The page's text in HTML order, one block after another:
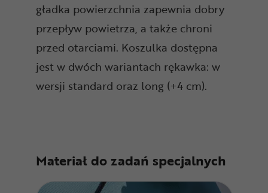
gładka powierzchnia zapewnia dobry
przepływ powietrza, a także chroni
przed otarciami. Koszulka dostępna
jest w dwóch wariantach rękawka: w
wersji standard oraz long (+4 cm).
Materiał do zadań specjalnych